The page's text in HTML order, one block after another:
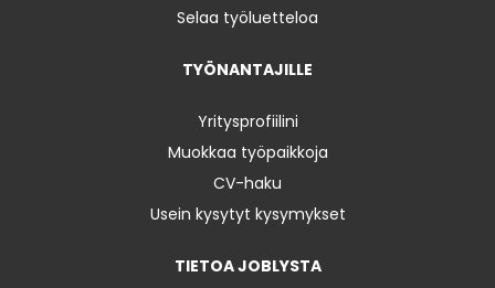
Selaa työluetteloa
TYÖNANTAJILLE
Yritysprofiilini
Muokkaa työpaikkoja
CV-haku
Usein kysytyt kysymykset
TIETOA JOBLYSTA